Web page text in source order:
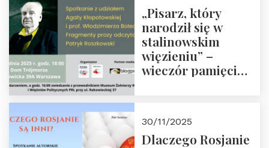
„Pisarz, który
narodził się w
stalinowskim
więzieniu” –
wieczór pamięci
zwiedzanie
Muzeum Żołnierzy
30/11/2025
Dlaczego Rosjanie